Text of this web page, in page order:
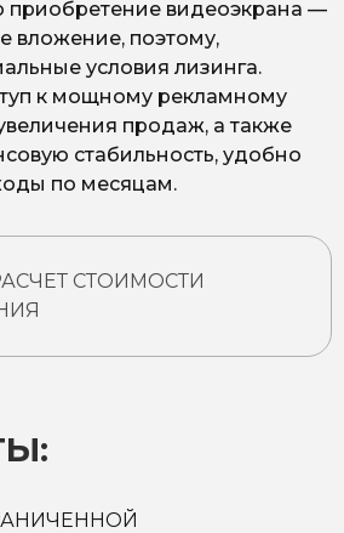
видеоэкрана —
вложение, поэтому,
условия лизинга.
к мощному рекламному
продаж, а также
стабильность, удобно
по месяцам.
СТОИМОСТИ